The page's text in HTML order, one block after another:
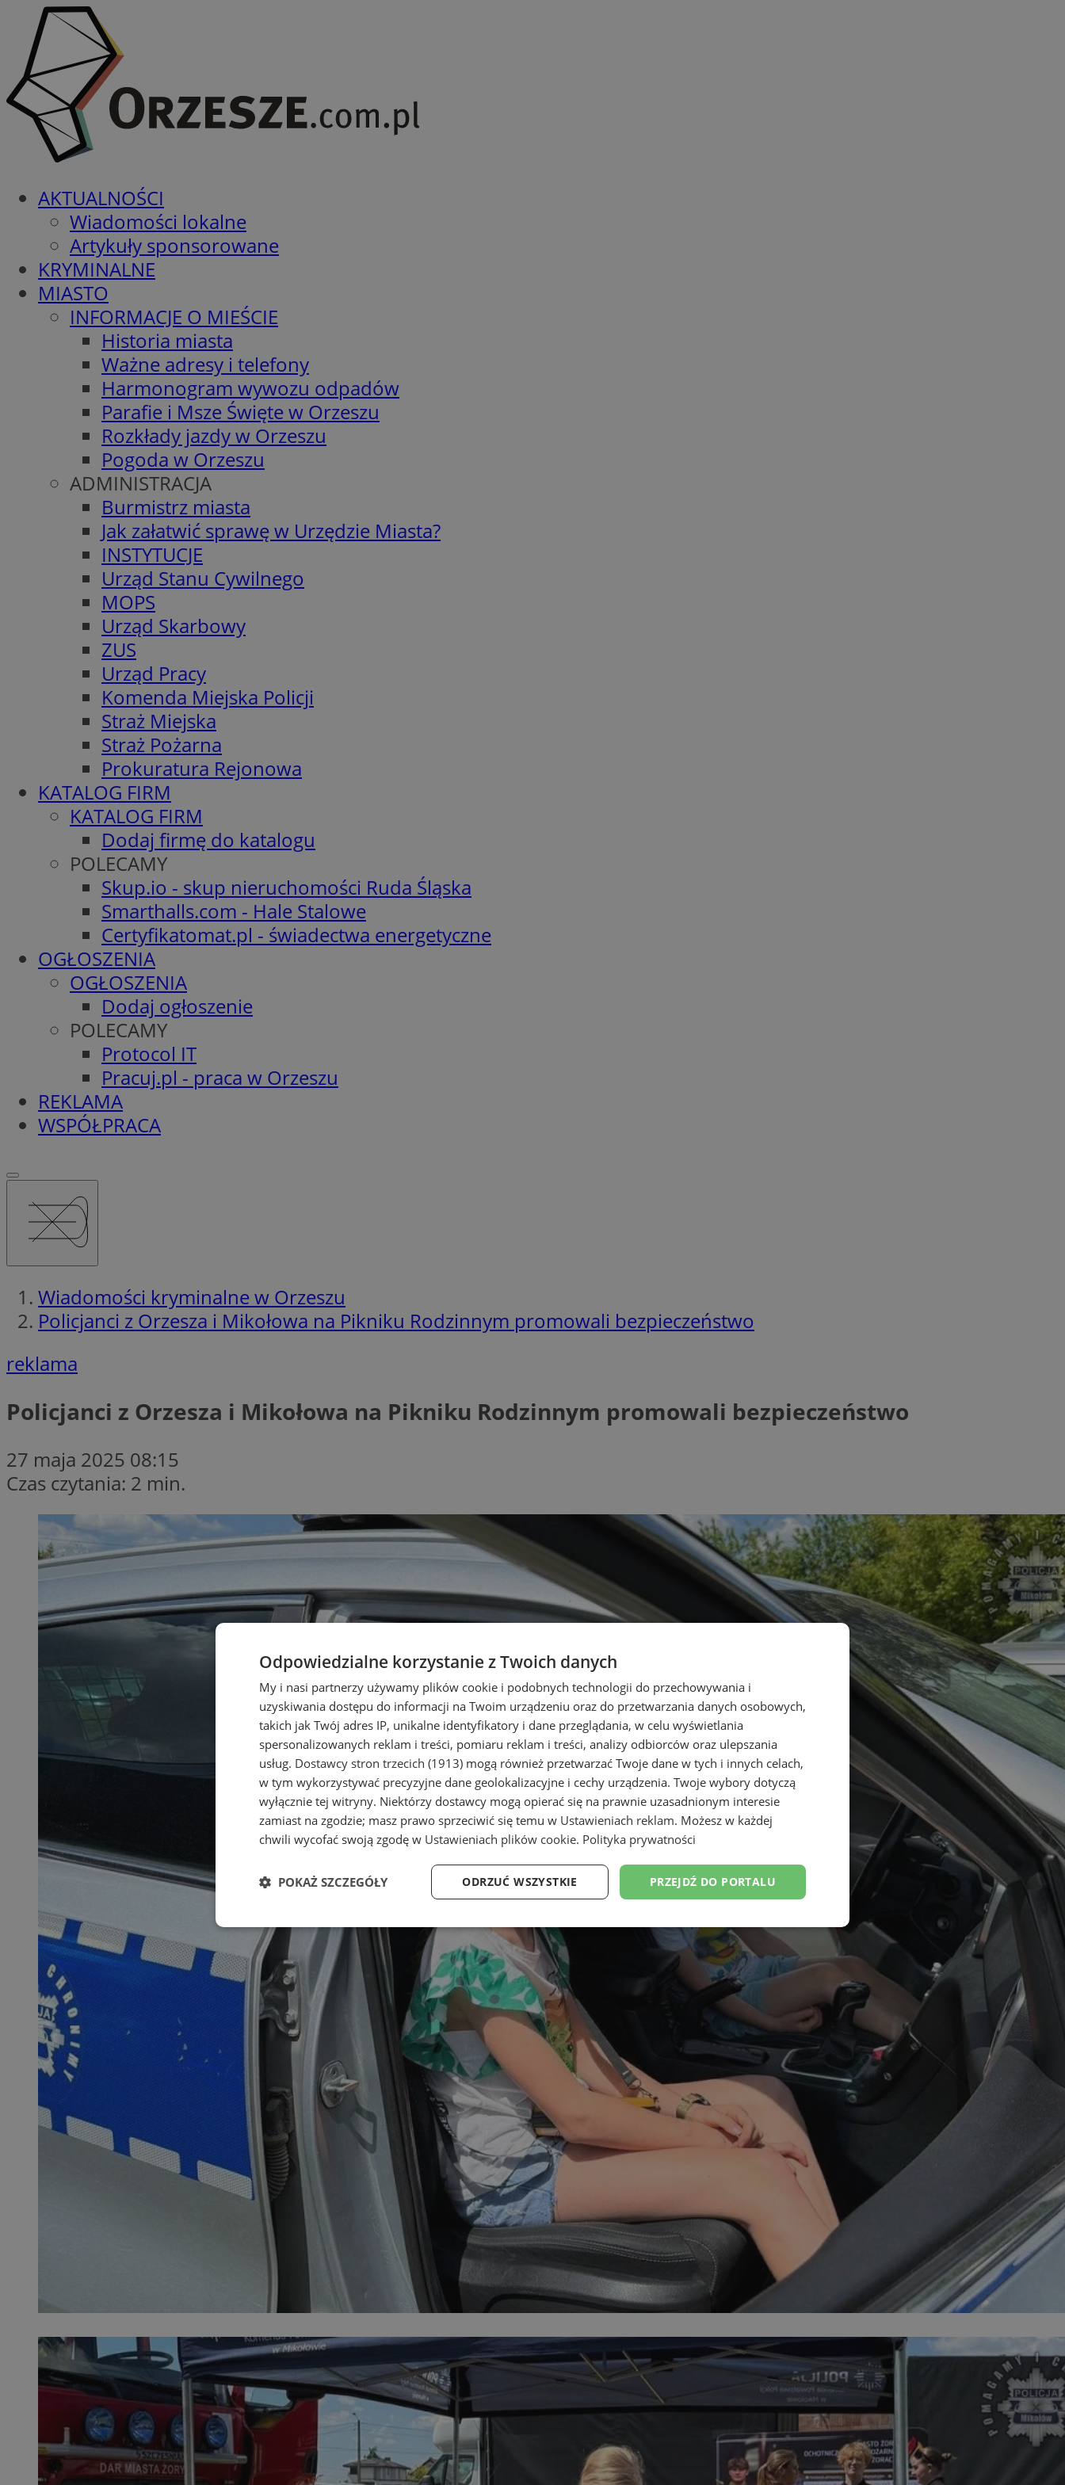
AKTUALNOŚCI
Wiadomości lokalne
Artykuły sponsorowane
KRYMINALNE
MIASTO
INFORMACJE O MIEŚCIE
Historia miasta
Ważne adresy i telefony
Harmonogram wywozu odpadów
Parafie i Msze Święte w Orzeszu
Rozkłady jazdy w Orzeszu
Pogoda w Orzeszu
ADMINISTRACJA
Burmistrz miasta
Jak załatwić sprawę w Urzędzie Miasta?
INSTYTUCJE
Urząd Stanu Cywilnego
MOPS
Urząd Skarbowy
ZUS
Urząd Pracy
Komenda Miejska Policji
Straż Miejska
Straż Pożarna
Prokuratura Rejonowa
KATALOG FIRM
KATALOG FIRM
Dodaj firmę do katalogu
POLECAMY
Skup.io - skup nieruchomości Ruda Śląska
Smarthalls.com - Hale Stalowe
Certyfikatomat.pl - świadectwa energetyczne
OGŁOSZENIA
OGŁOSZENIA
Dodaj ogłoszenie
POLECAMY
Protocol IT
Pracuj.pl - praca w Orzeszu
REKLAMA
WSPÓŁPRACA
Wiadomości kryminalne w Orzeszu
Policjanci z Orzesza i Mikołowa na Pikniku Rodzinnym promowali bezpieczeństwo
reklama
Policjanci z Orzesza i Mikołowa na Pikniku Rodzinnym promowali bezpieczeństwo
27 maja 2025 08:15
Czas czytania: 2 min.
Odpowiedzialne korzystanie z Twoich danych
My i nasi partnerzy używamy plików cookie i podobnych technologii do przechowywania i
uzyskiwania dostępu do informacji na Twoim urządzeniu oraz do przetwarzania danych osobowych,
takich jak Twój adres IP, unikalne identyfikatory i dane przeglądania, w celu wyświetlania
spersonalizowanych reklam i treści, pomiaru reklam i treści, analizy odbiorców oraz ulepszania
usług. Dostawcy stron trzecich (1913) mogą również przetwarzać Twoje dane w tych i innych celach,
w tym wykorzystywać precyzyjne dane geolokalizacyjne i cechy urządzenia. Twoje wybory dotyczą
wyłącznie tej witryny. Niektórzy dostawcy mogą opierać się na prawnie uzasadnionym interesie
zamiast na zgodzie; masz prawo sprzeciwić się temu w Ustawieniach reklam. Możesz w każdej
chwili wycofać swoją zgodę w Ustawieniach plików cookie. Polityka prywatności
PRZEJDŹ DO PORTALU
ODRZUĆ WSZYSTKIE
POKAŻ SZCZEGÓŁY
Niezbędne Wydajność Targetowanie Funkcjonalność Niesklasyfikowane
Niezbędne Wydajność Targetowanie Funkcjonalność Niesklasyfikowane
Niezbędne pliki cookie umożliwiają korzystanie z podstawowych funkcji strony internetowej, takich jak logowanie użytkownika i
zarządzanie kontem. Bez niezbędnych plików cookie nie można prawidłowo korzystać ze strony internetowej.
Provider/
Domena
Okres
przechowywania
SessID orzesze.com.pl
Ten plik cookie przechowuje identyfikator sesji.
QeSessID
orzesze.com.pl 1 rok
MvSessID
orzesze.com.pl 1 rok
VISITOR_PRIVACY_METADATA
YouTube
5 miesięcy 4
tygodnie
Ten plik cookie przechowuje informacje o zgodzie
użytkownika oraz jego preferencjach dotyczących
prywatności podczas korzystania z witryny. Rejestruje
wybory dotyczące polityki prywatności i ustawień
zgody, zapewniając ich przestrzeganie w kolejnych
wizytach. Dzięki temu użytkownik nie musi ponownie
konfigurować swoich preferencji, co zwiększa wygodę i
zgodność z regulacjami ochrony danych.
__cf_bm
Cloudflare
.x.com
29 minut 59
Ten plik cookie służy do rozróżniania ludzi i botów. Jest
umożliwia tworzenie ważnych raportów na temat
korzystania z jej witryny internetowej.
CookieScriptConsent
CookieScript
orzesze.com.pl
4 tygodnie 2 dni
Ten plik cookie jest używany przez usługę Cookie-
Script.com do zapamiętywania preferencji dotyczących
zgody użytkownika na pliki cookie. Jest to konieczne,
aby baner cookie Cookie-Script.com działał poprawnie.
__cf_bm
.twitter.com
to korzystne dla strony internetowej, ponieważ
umożliwia tworzenie ważnych raportów na temat
korzystania z jej witryny internetowej.
Google Privacy Policy